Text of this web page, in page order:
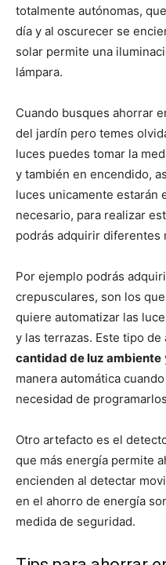
totalmente autónomas,
día y al oscurecer se
solar permite una
lámpara.
Cuando busques ahorrar
del jardín pero temes
luces puedes tomar la
y también en encendido,
luces unicamente estarán
necesario, para realizar
podrás adquirir diferentes
Por ejemplo podrás
crepusculares, son los
quiere automatizar las
y las terrazas. Este tipo de
cantidad de luz ambiente
manera automática
necesidad de
Otro artefacto es el
que más energía permite
encienden al detectar
en el ahorro de energía
medida de seguridad.